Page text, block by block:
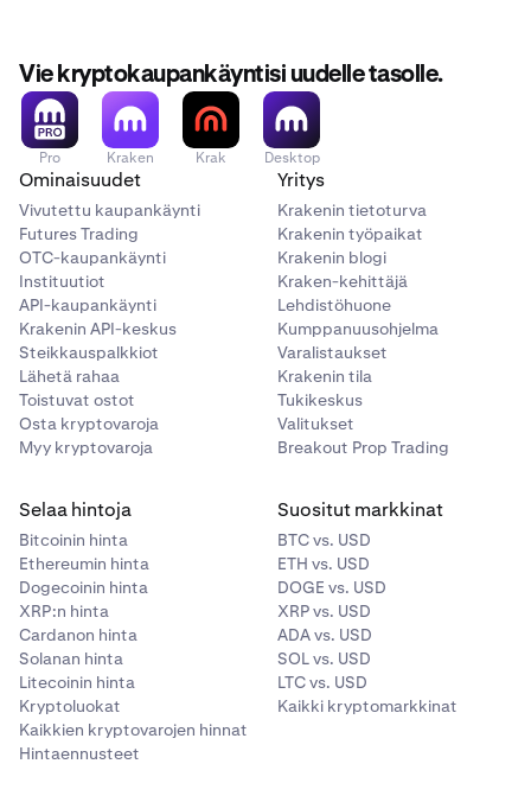
Vie kryptokaupankäyntisi uudelle tasolle.
Pro Kraken Krak Desktop
Ominaisuudet
Vivutettu kaupankäynti
Futures Trading
OTC-kaupankäynti
Instituutiot
API-kaupankäynti
Krakenin API-keskus
Steikkauspalkkiot
Lähetä rahaa
Toistuvat ostot
Osta kryptovaroja
Myy kryptovaroja
Yritys
Krakenin tietoturva
Krakenin työpaikat
Krakenin blogi
Kraken-kehittäjä
Lehdistöhuone
Kumppanuusohjelma
Varalistaukset
Krakenin tila
Tukikeskus
Valitukset
Breakout Prop Trading
Selaa hintoja
Bitcoinin hinta
Ethereumin hinta
Dogecoinin hinta
XRP:n hinta
Cardanon hinta
Solanan hinta
Litecoinin hinta
Kryptoluokat
Kaikkien kryptovarojen hinnat
Hintaennusteet
Suositut markkinat
BTC vs. USD
ETH vs. USD
DOGE vs. USD
XRP vs. USD
ADA vs. USD
SOL vs. USD
LTC vs. USD
Kaikki kryptomarkkinat